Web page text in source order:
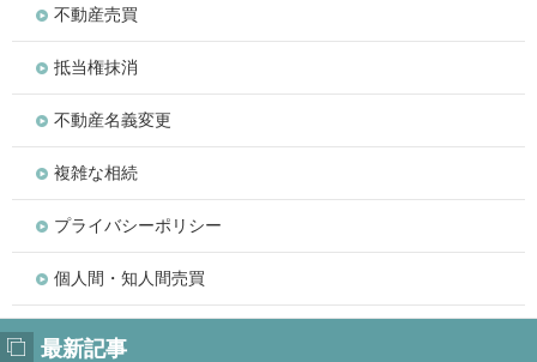
不動産売買
抵当権抹消
不動産名義変更
複雑な相続
プライバシーポリシー
個人間・知人間売買
最新記事